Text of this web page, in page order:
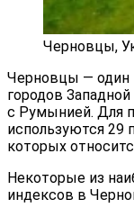
Черновцы,
Черновцы — один
городов
с Румынией. Для
используются 29
которых
Некоторые из
индексов в